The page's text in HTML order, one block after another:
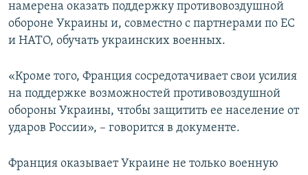
намерена оказать поддержку противовоздушной
обороне Украины и, совместно с партнерами по ЕС
и НАТО, обучать украинских военных.
«Кроме того, Франция сосредотачивает свои усилия
на поддержке возможностей противовоздушной
обороны Украины, чтобы защитить ее население от
ударов России», – говорится в документе.
Франция оказывает Украине не только военную